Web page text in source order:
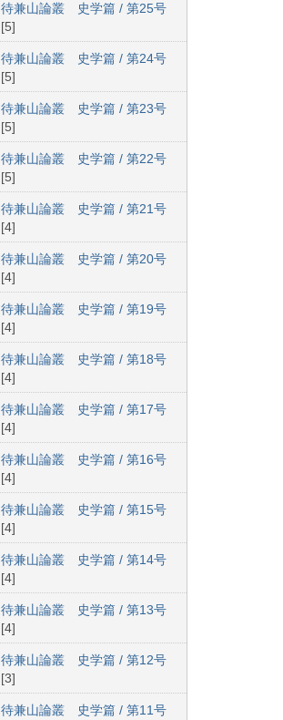
待兼山論叢 史学篇 / 第25号
[5]
待兼山論叢 史学篇 / 第24号
[5]
待兼山論叢 史学篇 / 第23号
[5]
待兼山論叢 史学篇 / 第22号
[5]
待兼山論叢 史学篇 / 第21号
[4]
待兼山論叢 史学篇 / 第20号
[4]
待兼山論叢 史学篇 / 第19号
[4]
待兼山論叢 史学篇 / 第18号
[4]
待兼山論叢 史学篇 / 第17号
[4]
待兼山論叢 史学篇 / 第16号
[4]
待兼山論叢 史学篇 / 第15号
[4]
待兼山論叢 史学篇 / 第14号
[4]
待兼山論叢 史学篇 / 第13号
[4]
待兼山論叢 史学篇 / 第12号
[3]
待兼山論叢 史学篇 / 第11号